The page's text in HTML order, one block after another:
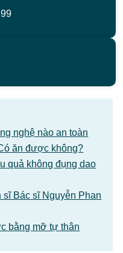
nghệ nào an toàn
ăn được không?
quả không đụng dao
sĩ Bác sĩ Nguyễn Phan
bằng mỡ tự thân